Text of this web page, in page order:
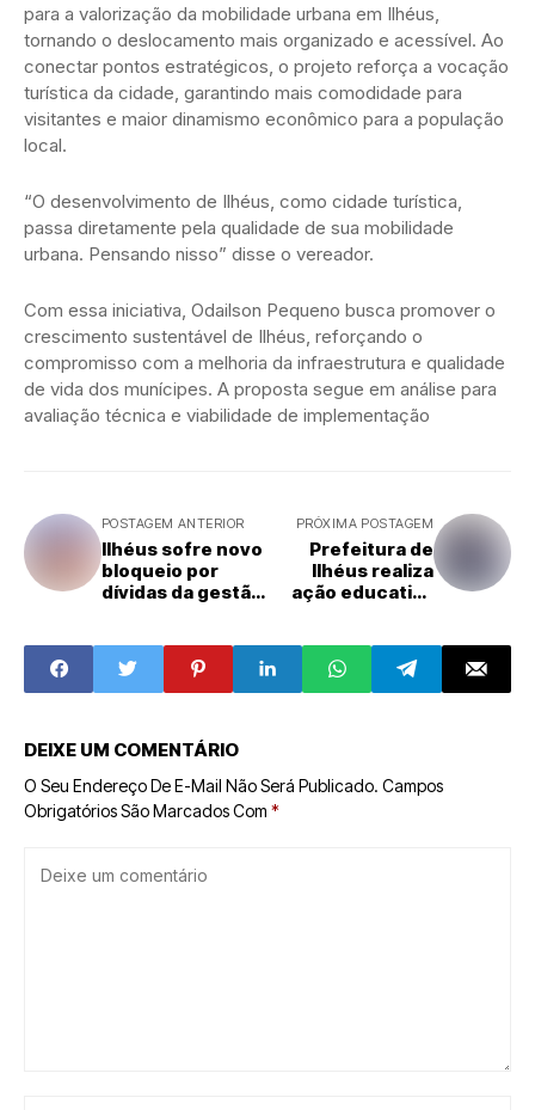
para a valorização da mobilidade urbana em Ilhéus,
tornando o deslocamento mais organizado e acessível. Ao
conectar pontos estratégicos, o projeto reforça a vocação
turística da cidade, garantindo mais comodidade para
visitantes e maior dinamismo econômico para a população
local.
“O desenvolvimento de Ilhéus, como cidade turística,
passa diretamente pela qualidade de sua mobilidade
urbana. Pensando nisso” disse o vereador.
Com essa iniciativa, Odailson Pequeno busca promover o
crescimento sustentável de Ilhéus, reforçando o
compromisso com a melhoria da infraestrutura e qualidade
de vida dos munícipes. A proposta segue em análise para
avaliação técnica e viabilidade de implementação
POSTAGEM ANTERIOR
Ilhéus sofre novo
bloqueio por
dívidas da gestão
PRÓXIMA POSTAGEM
Prefeitura de
Ilhéus realiza
ação educativa
DEIXE UM COMENTÁRIO
O Seu Endereço De E-Mail Não Será Publicado. Campos
Obrigatórios São Marcados Com *